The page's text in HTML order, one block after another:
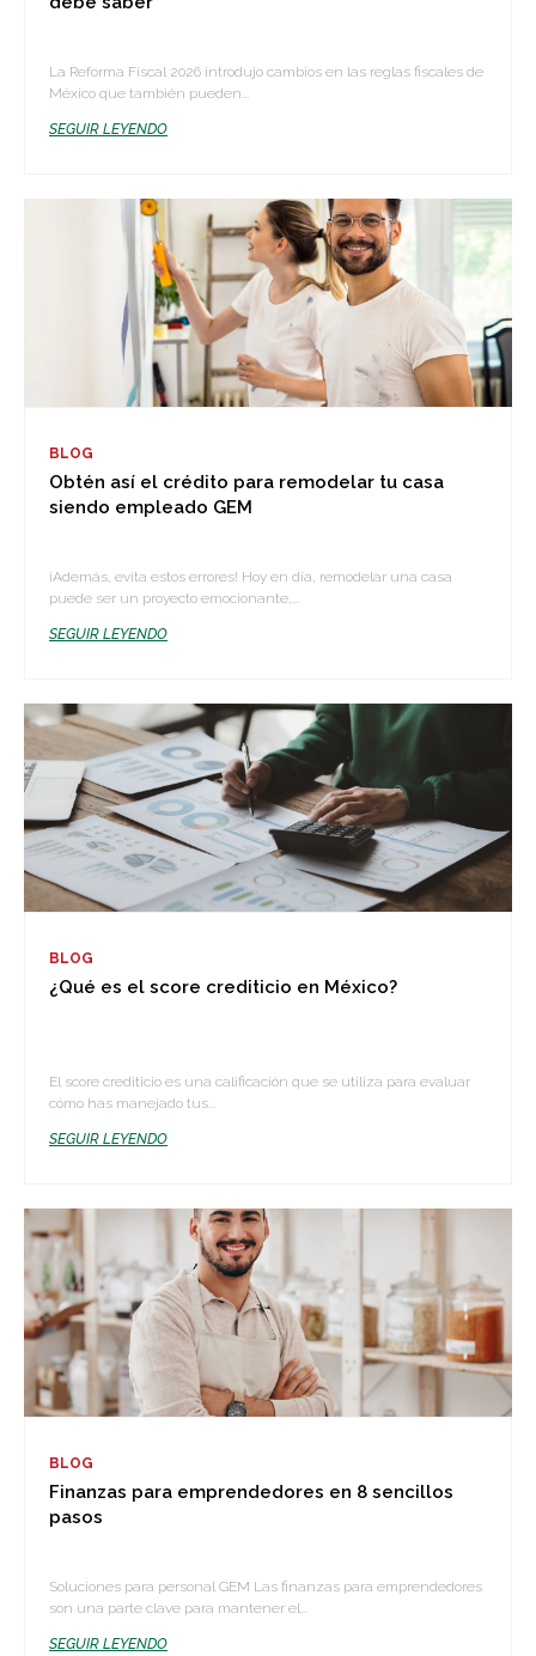
La Reforma Fiscal 2026 introdujo cambios en las reglas fiscales de
México que también pueden...
SEGUIR LEYENDO
BLOG
Obtén así el crédito para remodelar tu casa
siendo empleado GEM
¡Además, evita estos errores! Hoy en día, remodelar una casa
puede ser un proyecto emocionante,...
SEGUIR LEYENDO
BLOG
¿Qué es el score crediticio en México?
El score crediticio es una calificación que se utiliza para evaluar
cómo has manejado tus...
SEGUIR LEYENDO
BLOG
Finanzas para emprendedores en 8 sencillos
pasos
Soluciones para personal GEM Las finanzas para emprendedores
son una parte clave para mantener el...
SEGUIR LEYENDO